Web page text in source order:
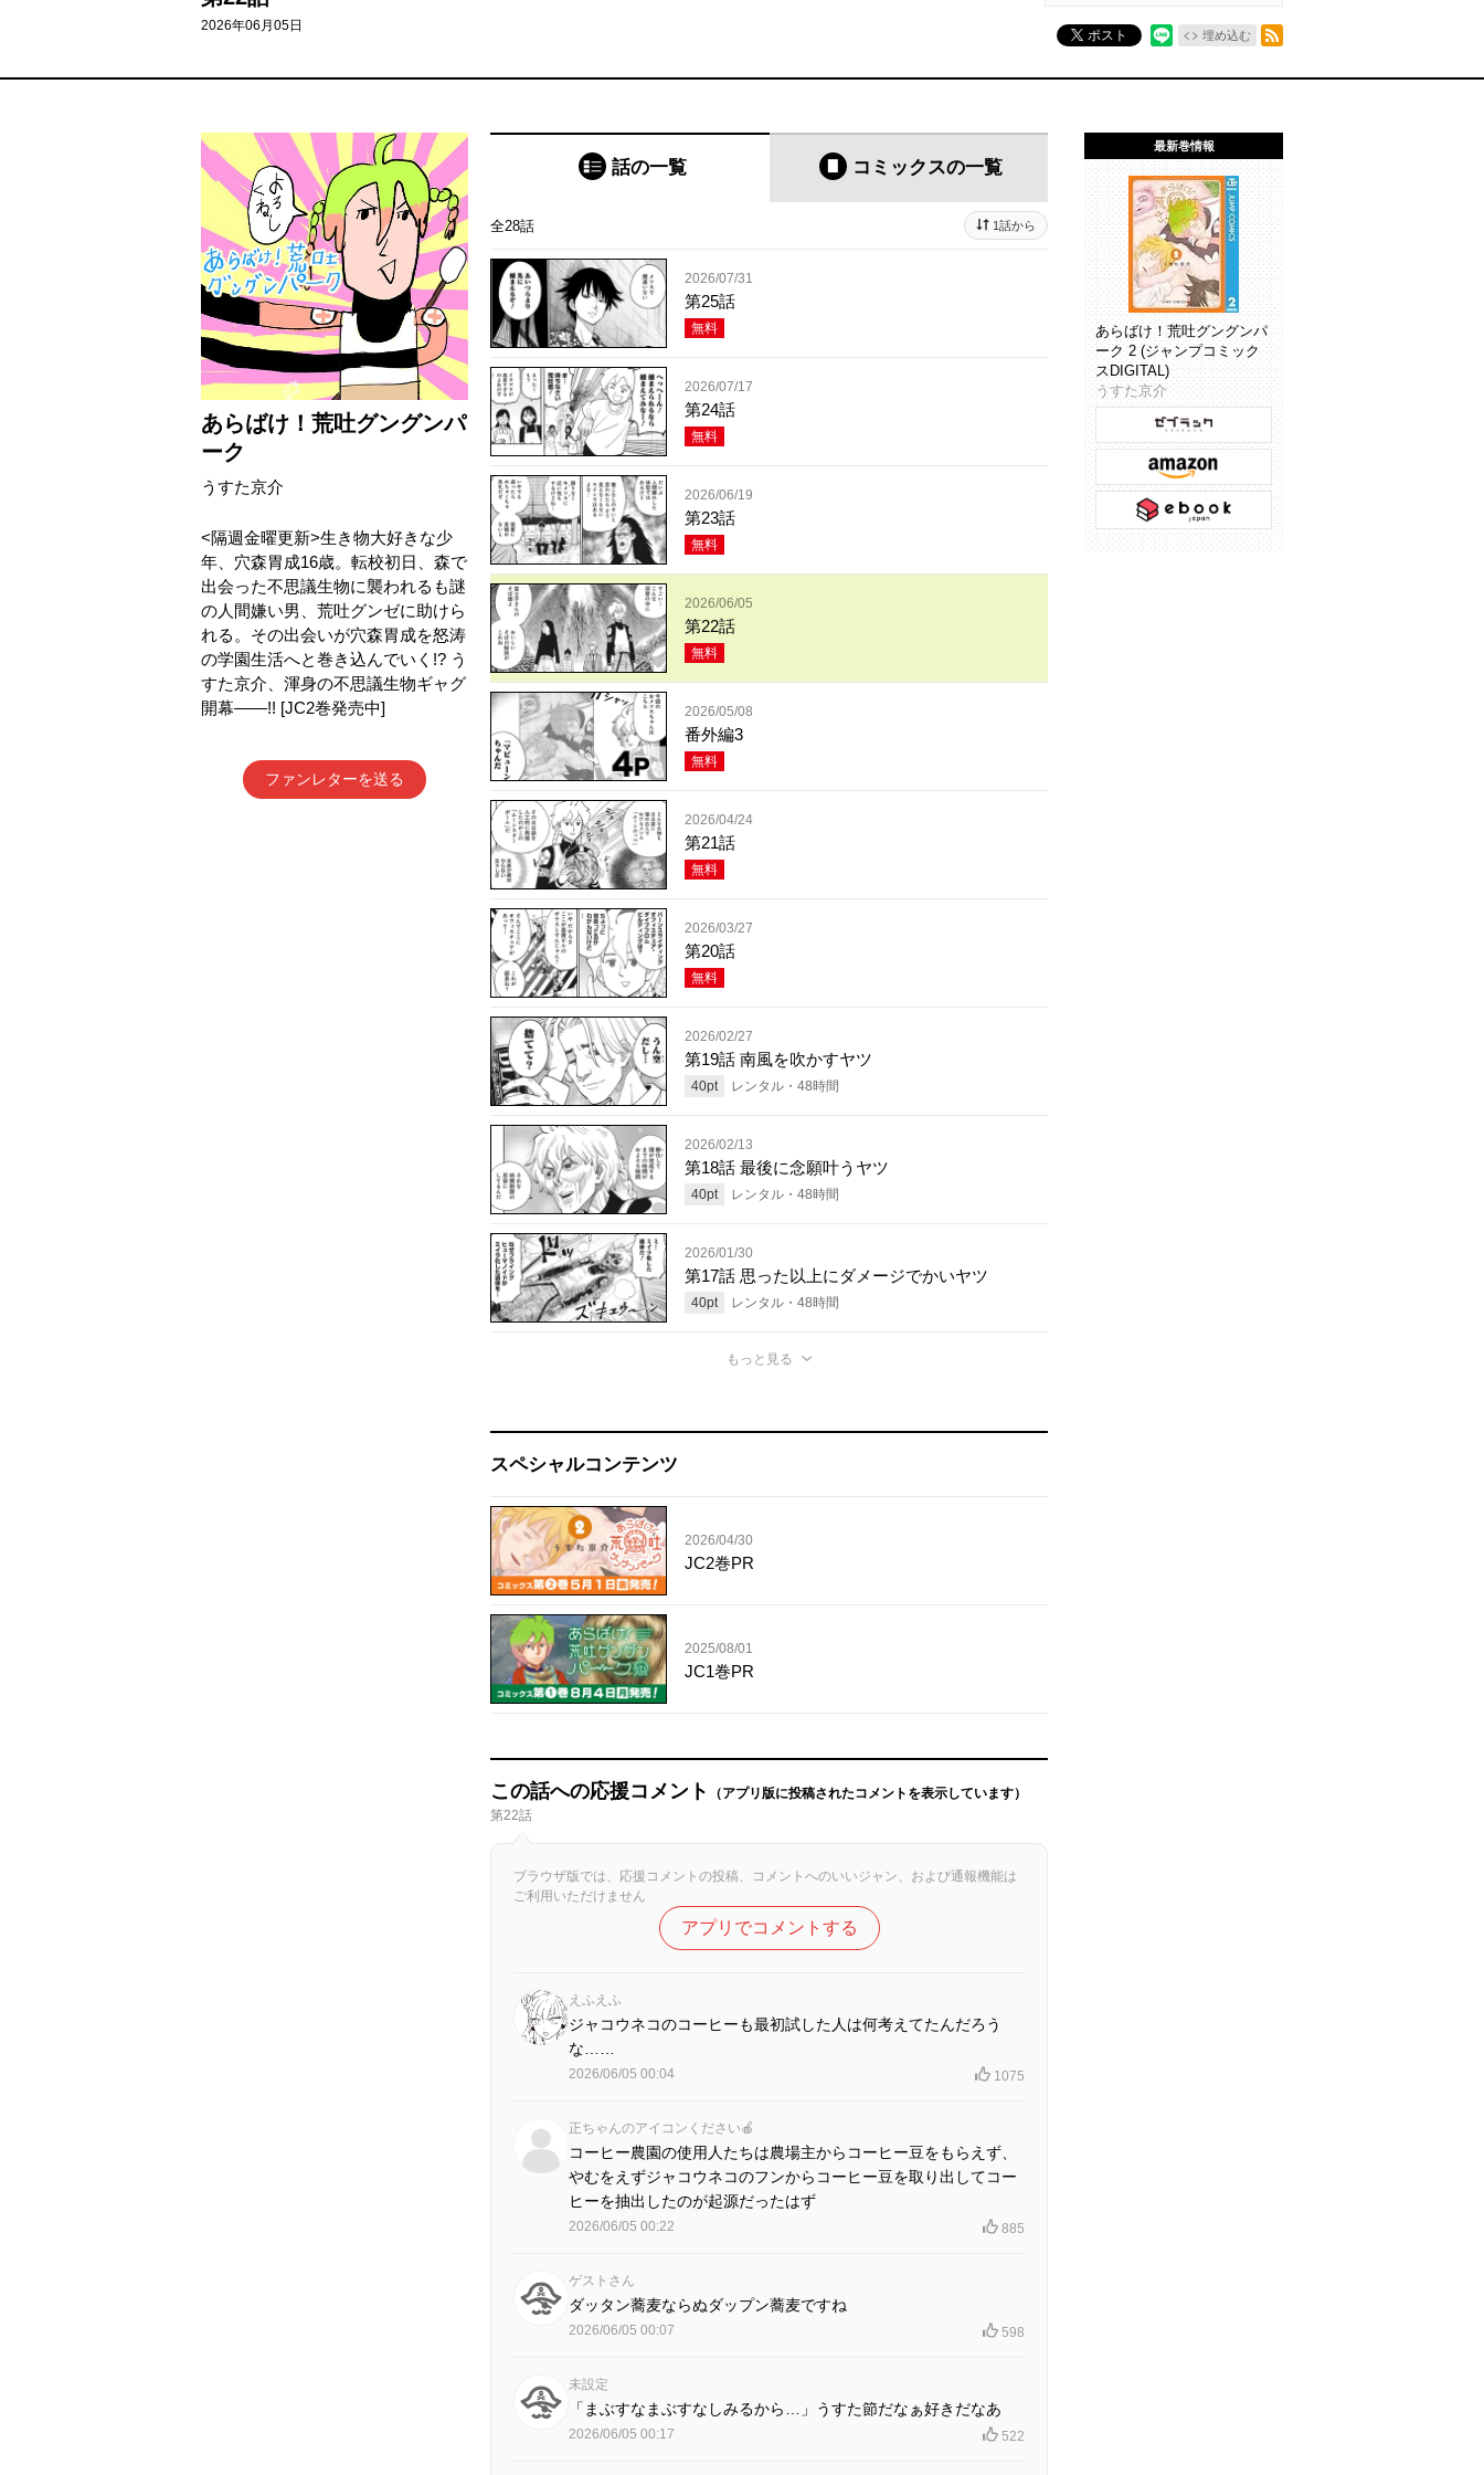
2026年06月05日
ポスト 埋め込む
あらばけ！荒吐グングンパ
ーク
うすた京介
<隔週金曜更新>生き物大好きな少
年、穴森胃成16歳。転校初日、森で
出会った不思議生物に襲われるも謎
の人間嫌い男、荒吐グンゼに助けら
れる。その出会いが穴森胃成を怒涛
の学園生活へと巻き込んでいく!? う
すた京介、渾身の不思議生物ギャグ
開幕――!! [JC2巻発売中]
ファンレターを送る
話の一覧 コミックスの一覧
全28話 1話から
2026/07/31
第25話
無料
2026/07/17
第24話
無料
2026/06/19
第23話
無料
2026/06/05
第22話
無料
2026/05/08
番外編3
無料
2026/04/24
第21話
無料
2026/03/27
第20話
無料
2026/02/27
第19話 南風を吹かすヤツ
40pt レンタル・ 48時間
2026/02/13
第18話 最後に念願叶うヤツ
40pt レンタル・ 48時間
2026/01/30
第17話 思った以上にダメージでかいヤツ
40pt レンタル・ 48時間
もっと見る
スペシャルコンテンツ
2026/04/30
JC2巻PR
2025/08/01
JC1巻PR
この話への応援コメント
（アプリ版に投稿されたコメントを表示しています）
第22話
ブラウザ版では、応援コメントの投稿、コメントへのいいジャン、および通報機能は
ご利用いただけません
アプリでコメントする
えふえふ
ジャコウネコのコーヒーも最初試した人は何考えてたんだろう
な……
2026/06/05 00:04 1075
正ちゃんのアイコンください🍎
コーヒー農園の使用人たちは農場主からコーヒー豆をもらえず、
やむをえずジャコウネコのフンからコーヒー豆を取り出してコー
ヒーを抽出したのが起源だったはず
2026/06/05 00:22 885
ゲストさん
ダッタン蕎麦ならぬダップン蕎麦ですね
2026/06/05 00:07 598
未設定
「まぶすなまぶすなしみるから…」うすた節だなぁ好きだなあ
2026/06/05 00:17 522
最新巻情報
あらばけ！荒吐グングンパ
ーク 2 (ジャンプコミック
スDIGITAL)
うすた京介